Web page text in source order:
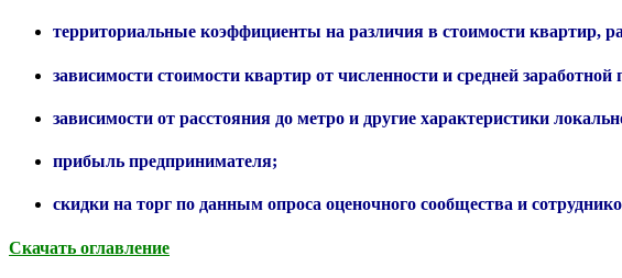
территориальные коэффициенты на различия в стоимости квартир,
зависимости стоимости квартир от численности и средней
зависимости от расстояния до метро и другие характеристики
прибыль предпринимателя;
скидки на торг по данным опроса оценочного сообщества и
Скачать оглавление